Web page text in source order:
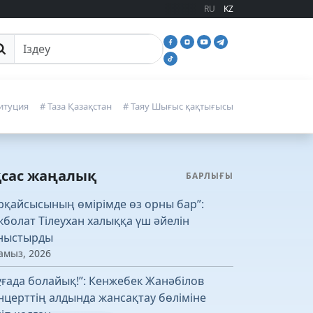
RU KZ
іздеу
# Таза Қазақстан # Таяу Шығыс қақтығысы
жаңалық БАРЛЫҒЫ
өмірімде өз орны бар”:
Тілеухан халыққа үш әйелін
2026
болайық!”: Кенжебек Жанәбілов
алдында жансақтау бөліміне